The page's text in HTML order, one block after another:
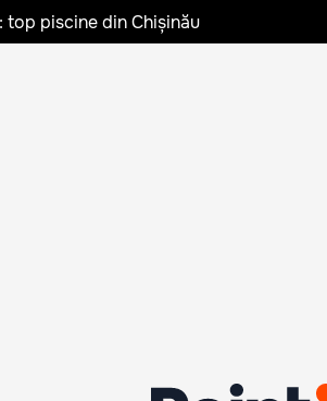
piscine din Chișinău